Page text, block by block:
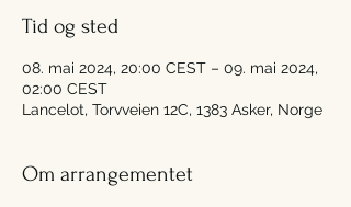
Tid og sted
08. mai 2024, 20:00 CEST – 09. mai 2024,
02:00 CEST
Lancelot, Torvveien 12C, 1383 Asker, Norge
Om arrangementet